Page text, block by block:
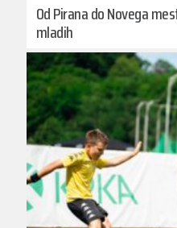
Od Pirana do Novega
mladih